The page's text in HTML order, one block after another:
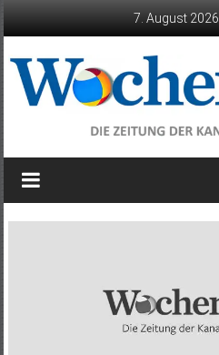
7. August 2026
Wochenblatt
die